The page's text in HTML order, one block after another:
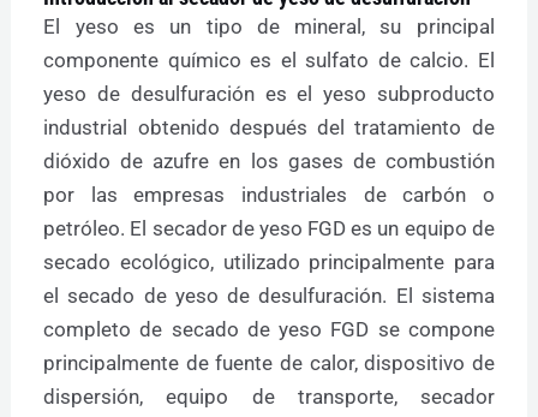
El yeso es un tipo de mineral, su principal
componente químico es el sulfato de calcio. El
yeso de desulfuración es el yeso subproducto
industrial obtenido después del tratamiento de
dióxido de azufre en los gases de combustión
por las empresas industriales de carbón o
petróleo. El secador de yeso FGD es un equipo de
secado ecológico, utilizado principalmente para
el secado de yeso de desulfuración. El sistema
completo de secado de yeso FGD se compone
principalmente de fuente de calor, dispositivo de
dispersión, equipo de transporte, secador